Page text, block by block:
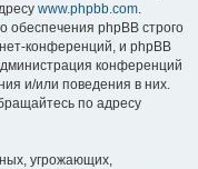
www.phpbb.com.
обеспечения phpBB строго
конференций, и phpBB
конференций
и/или поведения в них.
по адресу
угрожающих,